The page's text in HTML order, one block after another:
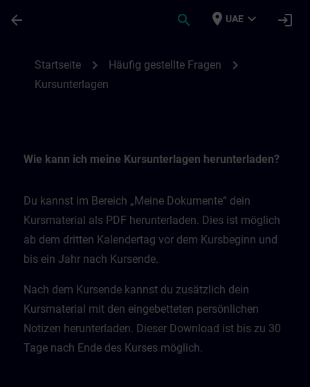
arrow_back search place UAE expand_more login
Startseite chevron_right Häufig gestellte Fragen chevron_right
Kursunterlagen
Wie kann ich meine Kursunterlagen herunterladen?
Du kannst im Bereich „Meine Dokumente“ dein
Kursmaterial als PDF herunterladen. Dies ist möglich
ab dem dritten Kalendertag vor dem Kursbeginn und
bis ein Jahr nach Kursende.
Nach dem Kursende kannst du zusätzlich dein
Kursmaterial mit den eingebetteten persönlichen
Notizen herunterladen. Dieser Download ist bis zu 30
Tage nach Ende des Kurses möglich.